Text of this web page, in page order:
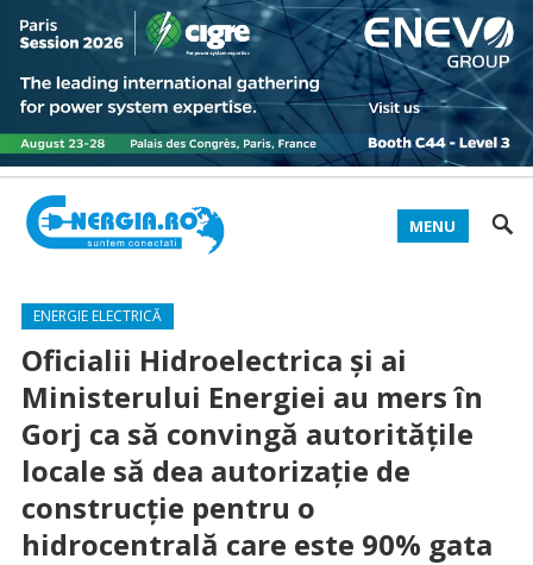
MENU
ENERGIE ELECTRICĂ
Oficialii Hidroelectrica și ai
Ministerului Energiei au mers în
Gorj ca să convingă autoritățile
locale să dea autorizație de
construcție pentru o
hidrocentrală care este 90% gata